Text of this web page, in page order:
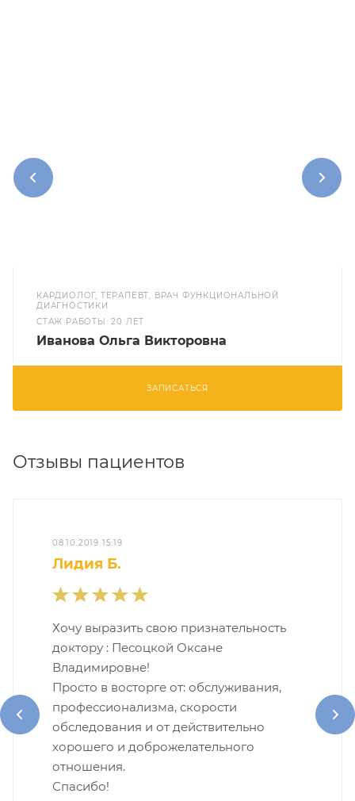
КАРДИОЛОГ, ТЕРАПЕВТ, ВРАЧ ФУНКЦИОНАЛЬНОЙ
ДИАГНОСТИКИ
CТАЖ РАБОТЫ: 20 ЛЕТ
Иванова Ольга Викторовна
ЗАПИСАТЬСЯ
Отзывы пациентов
08.10.2019 15:19
Лидия Б.
Хочу выразить свою признательность
доктору : Песоцкой Оксане
Владимировне!
Просто в восторге от: обслуживания,
профессионализма, скорости
обследования и от действительно
хорошего и доброжелательного
отношения.
Спасибо!